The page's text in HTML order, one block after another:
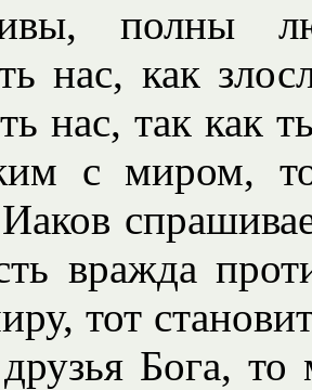
полны
нас, как
нас, так как
с миром,
вражда
тот
Бога, то